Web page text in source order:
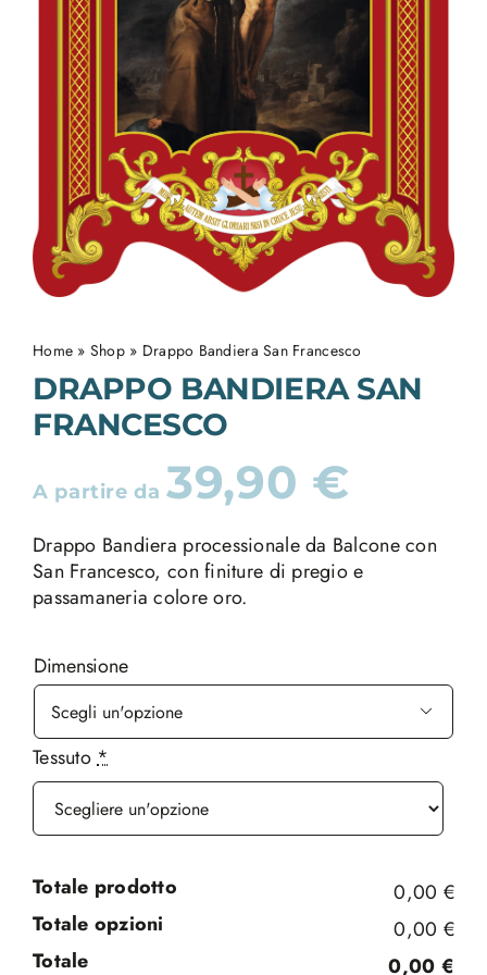
Home » Shop» Drappo Bandiera San Francesco
DRAPPO BANDIERA SAN
FRANCESCO
A partire da39,90 €
Drappo Bandiera processionale da Balcone con
San Francesco, con finiture di pregio e
passamaneria colore oro.
Dimensione

Tessuto *
Totale prodotto
0,00 €
Totale opzioni
0,00 €
Totale
0,00 €